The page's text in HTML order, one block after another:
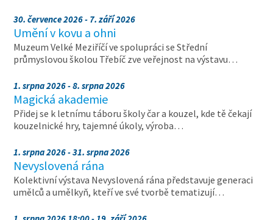
30. července 2026 - 7. září 2026
Umění v kovu a ohni
Muzeum Velké Meziříčí ve spolupráci se Střední
průmyslovou školou Třebíč zve veřejnost na výstavu…
1. srpna 2026 - 8. srpna 2026
Magická akademie
Přidej se k letnímu táboru školy čar a kouzel, kde tě čekají
kouzelnické hry, tajemné úkoly, výroba…
1. srpna 2026 - 31. srpna 2026
Nevyslovená rána
Kolektivní výstava Nevyslovená rána představuje generaci
umělců a umělkyň, kteří ve své tvorbě tematizují…